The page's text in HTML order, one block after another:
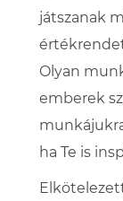
játszanak
Olyan
emberek
ha Te is